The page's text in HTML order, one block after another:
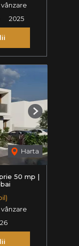
2025
Harta
Next
50 mp |